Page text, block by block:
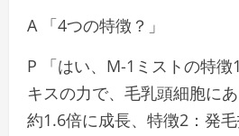
A 「4つの特徴？」
P 「はい、M-1ミストの特
キスの力で、毛乳頭細胞に
約1.6倍に成長、特徴2：発